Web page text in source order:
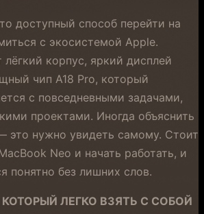
доступный способ перейти на
с экосистемой Apple.
лёгкий корпус, яркий дисплей
чип A18 Pro, который
с повседневными задачами,
проектами. Иногда объяснить
это нужно увидеть самому. Стоит
Neo и начать работать, и
понятно без лишних слов.
ЛЕГКО ВЗЯТЬ С СОБОЙ